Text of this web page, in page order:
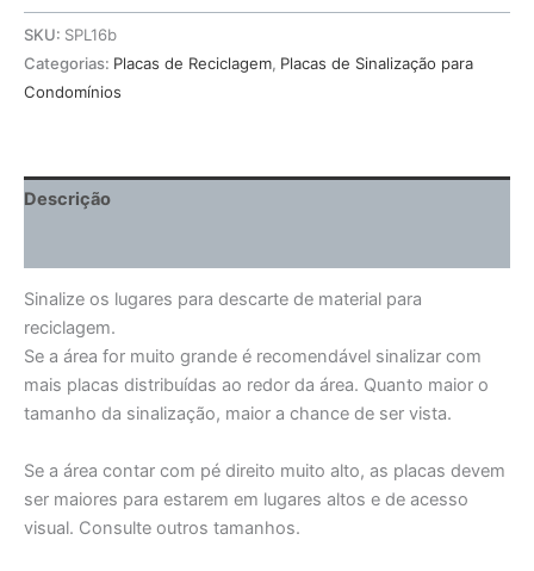
SKU: SPL16b
Categorias: Placas de Reciclagem, Placas de Sinalização para
Condomínios
Descrição
Sinalize os lugares para descarte de material para
reciclagem.
Se a área for muito grande é recomendável sinalizar com
mais placas distribuídas ao redor da área. Quanto maior o
tamanho da sinalização, maior a chance de ser vista.
Se a área contar com pé direito muito alto, as placas devem
ser maiores para estarem em lugares altos e de acesso
visual. Consulte outros tamanhos.